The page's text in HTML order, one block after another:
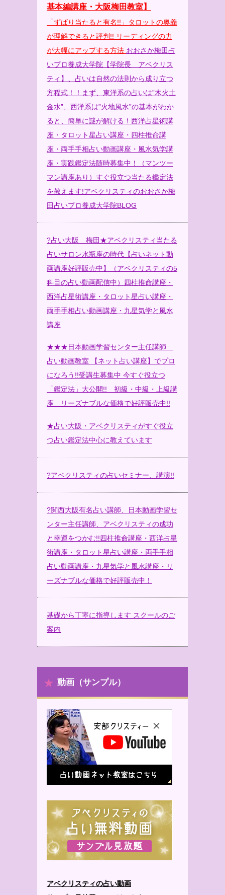
基本編講座・大阪梅田教室】
「ずばり当たると有名!!」タロットの奥義
が理解できると評判!! リーディングの力
が大幅にアップする方法 おおさか梅田占
いプロ養成大学院 【学院長 アベクリス
ティ】、占いは自然の法則から成り立つ
方程式！！まず、東洋系の占いは”木火土
金水”、西洋系は”火地風水”の基本がわか
ると、簡単に謎が解ける！西洋占星術講
座・タロット星占い講座・四柱推命講
座・両手手相占い動画講座・風水気学講
座・実践鑑定法随時募集中！（マンツー
マン講座あり）すぐ役立つ当たる鑑定法
を教えます!アベクリスティのおおさか梅
田占いプロ養成大学院BLOG
?占い大阪 梅田★アベクリスティ当たる
占いサロン水瓶座の時代【占いネット動
画講座好評販売中】（アベクリスティの5
科目の占い動画配信中）四柱推命講座・
西洋占星術講座・タロット星占い講座・
両手手相占い動画講座・九星気学と風水
講座
★★★日本動画学習センター主任講師
占い動画教室 【ネット占い講座】でプロ
になろう!!受講生募集中 今すぐ役立つ
「鑑定法」大公開!! 初級・中級・上級講
座 リーズナブルな価格で好評販売中!!
★占い大阪・アベクリスティがすぐ役立
つ占い鑑定法中心に教えています
?アベクリスティの占いセミナー、講演!!
?関西大阪有名占い講師、日本動画学習セ
ンター主任講師、アベクリスティの成功
と幸運をつかむ!!四柱推命講座・西洋占星
術講座・タロット星占い講座・両手手相
占い動画講座・九星気学と風水講座・リ
ーズナブルな価格で好評販売中！
基礎から丁寧に指導します スクールのご
案内
動画（サンプル）
アベクリスティの占い動画